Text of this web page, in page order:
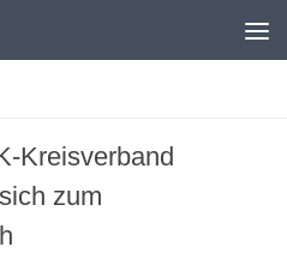
Kreisverband
zum